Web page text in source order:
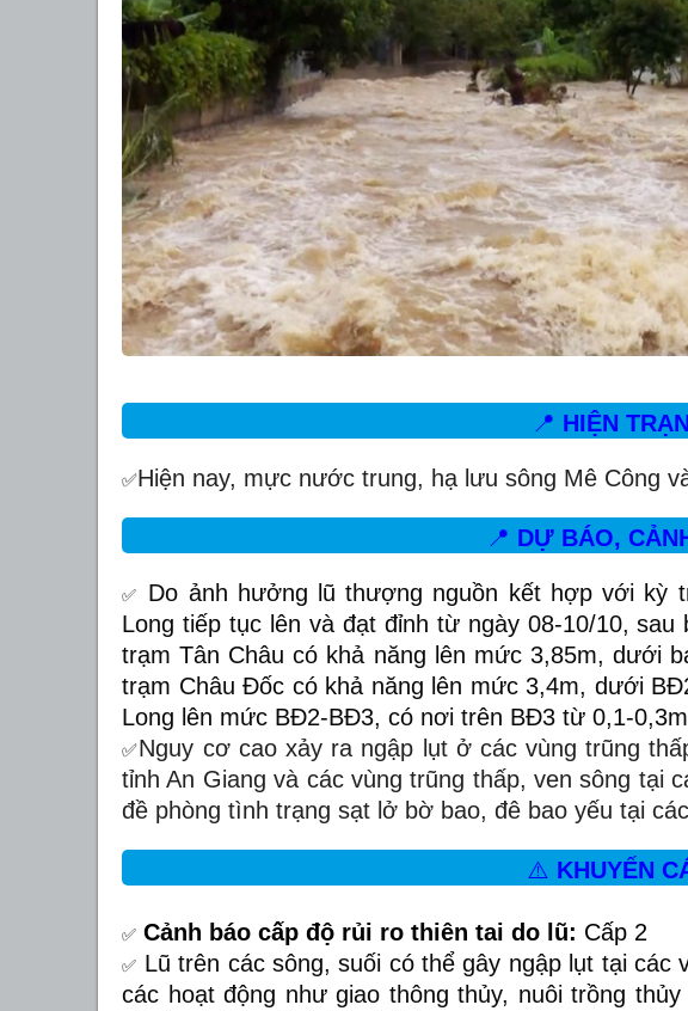
📍 HIỆN
✅Hiện nay, mực nước trung, hạ lưu sông Mê Công
📍 DỰ BÁO,
✅
Do ảnh hưởng lũ thượng nguồn kết hợp với kỳ
Long tiếp tục lên và đạt đỉnh từ ngày 08-10/10,
trạm Tân Châu có khả năng lên mức 3,85m, dưới
trạm Châu Đốc có khả năng lên mức 3,4m, dưới
Long lên mức BĐ2-BĐ3, có nơi trên BĐ3 từ 0,1-
✅Nguy cơ cao xảy ra ngập lụt ở các vùng trũng
tỉnh An Giang và các vùng trũng thấp, ven sông tại
đề phòng tình trạng sạt lở bờ bao, đê bao yếu tại
⚠️ KHUYẾN
✅ Cảnh báo cấp độ rủi ro thiên tai do lũ: Cấp 2
✅ Lũ trên các sông, suối có thể gây ngập lụt tại
các hoạt động như giao thông thủy, nuôi trồng